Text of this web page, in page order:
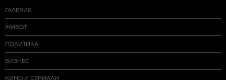
ГАЛЕРИЯ
ЖИВОТ
ПОЛИТИКА
БИЗНЕС
КИНО И СЕРИАЛИ